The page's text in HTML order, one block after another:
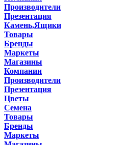
Производители
Презентация
Камень,Ящики
Товары
Бренды
Маркеты
Магазины
Компании
Производители
Презентация
Цветы
Семена
Товары
Бренды
Маркеты